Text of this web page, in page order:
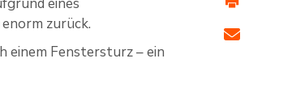
zurück.
einem Fenstersturz – ein